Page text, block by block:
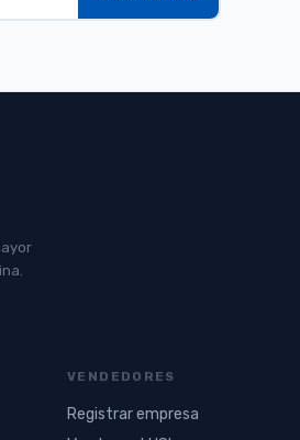
VENDEDORES
Registrar empresa